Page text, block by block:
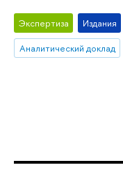
Экспертиза Издания
Аналитический доклад